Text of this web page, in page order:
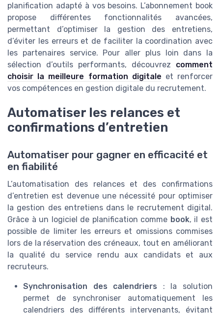
planification adapté à vos besoins. L’abonnement book
propose différentes fonctionnalités avancées,
permettant d’optimiser la gestion des entretiens,
d’éviter les erreurs et de faciliter la coordination avec
les partenaires service. Pour aller plus loin dans la
sélection d’outils performants, découvrez comment
choisir la meilleure formation digitale et renforcer
vos compétences en gestion digitale du recrutement.
Automatiser les relances et
confirmations d’entretien
Automatiser pour gagner en efficacité et
en fiabilité
L’automatisation des relances et des confirmations
d’entretien est devenue une nécessité pour optimiser
la gestion des entretiens dans le recrutement digital.
Grâce à un logiciel de planification comme book, il est
possible de limiter les erreurs et omissions commises
lors de la réservation des créneaux, tout en améliorant
la qualité du service rendu aux candidats et aux
recruteurs.
Synchronisation des calendriers : la solution
permet de synchroniser automatiquement les
calendriers des différents intervenants, évitant